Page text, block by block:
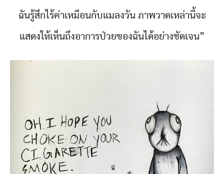
ฉันรู้สึกไร้ค่าเหมือนกับแมลงวัน ภาพวาดเหล่านี้จะ
แสดงให้เห็นถึงอาการป่วยของฉันได้อย่างชัดเจน”